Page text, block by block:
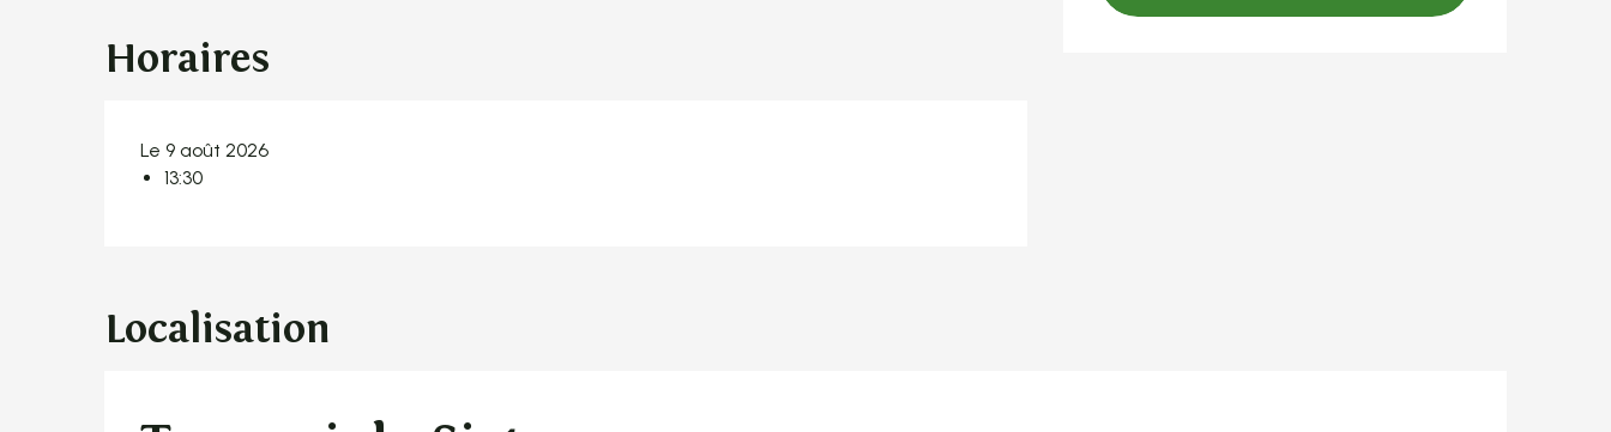
Horaires
Le 9 août 2026
13:30
Localisation